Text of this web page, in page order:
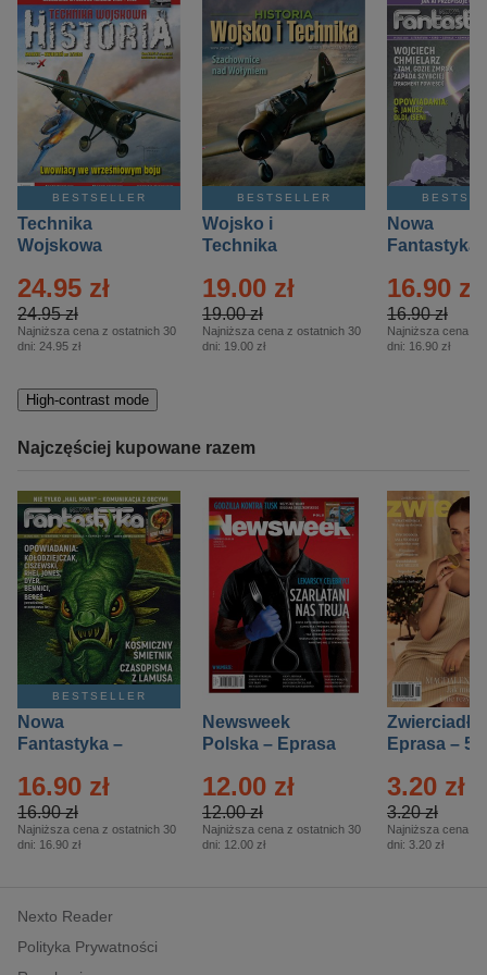
BESTSELLER
Technika
Wojskowa
– 2/2026
24.95 zł
24.95 zł
Najniższa cena z ostatnich 30
dni: 24.95 zł
BESTSELLER
Wojsko i
Technika
Specjalne –
Eprasa – 2/2026
19.00 zł
19.00 zł
Najniższa cena z ostatnich 30
dni: 19.00 zł
Nowa
Fantastyka
16.90 zł
16.90 zł
Najniższa cena z
dni: 16.90 zł
High-contrast mode
Najczęściej kupowane razem
BESTSELLER
Nowa
Fantastyka –
16.90 zł
16.90 zł
Najniższa cena z ostatnich 30
dni: 16.90 zł
Newsweek
Polska – Eprasa
12.00 zł
12.00 zł
Najniższa cena z ostatnich 30
dni: 12.00 zł
Zwierciadło
Eprasa – 5/
3.20 zł
3.20 zł
Najniższa cena z
dni: 3.20 zł
Nexto Reader
Polityka Prywatności